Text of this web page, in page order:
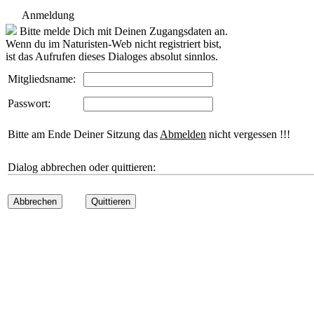
Anmeldung
Bitte melde Dich mit Deinen Zugangsdaten an.
Wenn du im Naturisten-Web nicht registriert bist,
ist das Aufrufen dieses Dialoges absolut sinnlos.
Mitgliedsname:
Passwort:
Bitte am Ende Deiner Sitzung das Abmelden nicht vergessen !!!
Dialog abbrechen oder quittieren:
Abbrechen Quittieren